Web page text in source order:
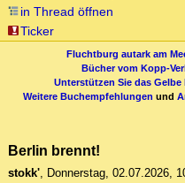
in Thread öffnen
Ticker
Fluchtburg autark am
Bücher vom Kopp-
Unterstützen Sie das Gelbe
Weitere Buchempfehlungen und
Berlin brennt!
stokk', Donnerstag, 02.07.2026,